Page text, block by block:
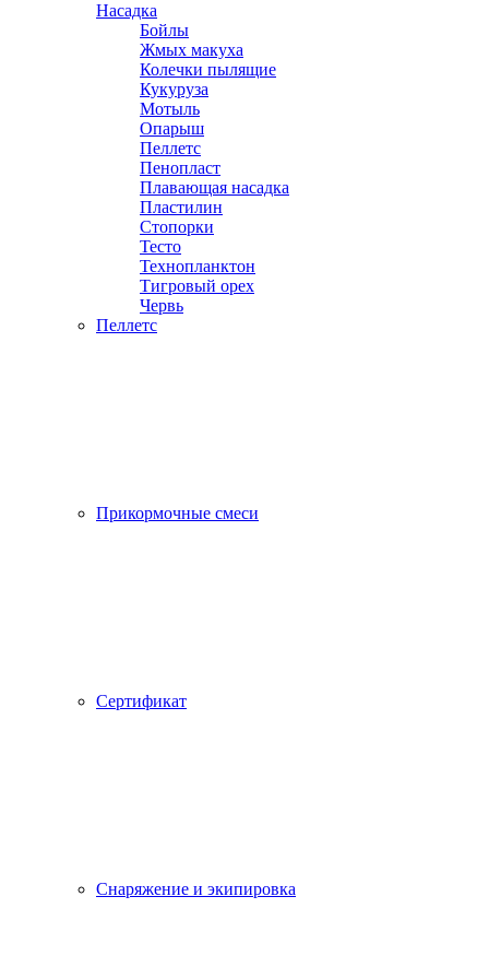
Насадка
Бойлы
Жмых макуха
Колечки пылящие
Кукуруза
Мотыль
Опарыш
Пеллетс
Пенопласт
Плавающая насадка
Пластилин
Стопорки
Тесто
Технопланктон
Тигровый орех
Червь
Пеллетс
Прикормочные смеси
Сертификат
Снаряжение и экипировка